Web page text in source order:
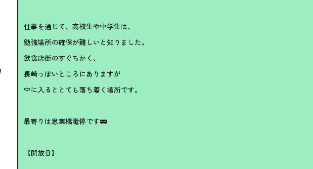
仕事を通じて、高校生や中学生は、
勉強場所の確保が難しいと知りました。
飲食店街のすぐちかく、
長崎っぽいところにありますが
中に入るととても落ち着く場所です。
最寄りは思案橋電停です🚃
【開放日】